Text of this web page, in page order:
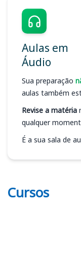
Aulas em
Áudio
Sua preparação
aulas também
Revise a matéria
qualquer
É a sua sala de
Cursos